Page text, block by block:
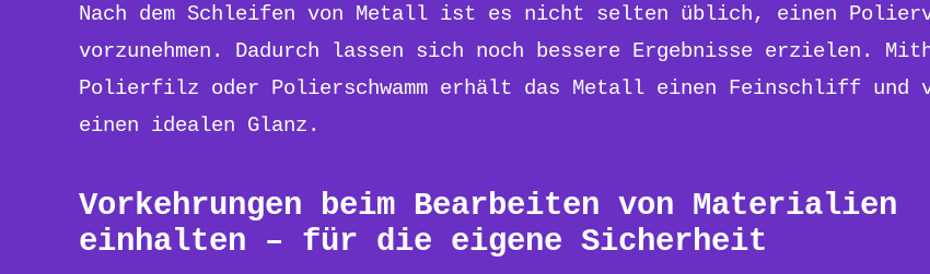
Nach dem Schleifen von Metall ist es nicht selten üblich, einen
vorzunehmen. Dadurch lassen sich noch bessere Ergebnisse erzielen.
Polierfilz oder Polierschwamm erhält das Metall einen Feinschliff und
einen idealen Glanz.
Vorkehrungen beim Bearbeiten von Materialien
einhalten – für die eigene Sicherheit